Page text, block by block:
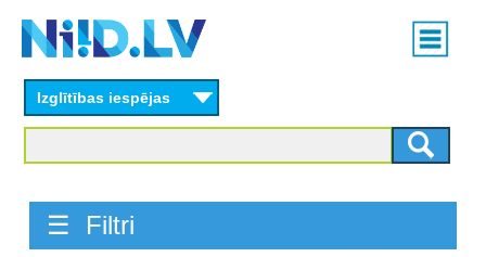
content
Main
menu
Izglītības iespējas
☰ Filtri